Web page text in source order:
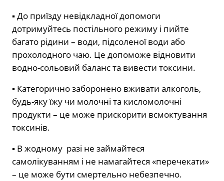
▪ До приїзду невідкладної допомоги
дотримуйтесь постільного режиму і пийте
багато рідини – води, підсоленої води або
прохолодного чаю. Це допоможе відновити
водно-сольовий баланс та вивести токсини.
▪ Категорично заборонено вживати алкоголь,
будь-яку їжу чи молочні та кисломолочні
продукти – це може прискорити всмоктування
токсинів.
▪ В жодному разі не займайтеся
самолікуванням і не намагайтеся «перечекати»
– це може бути смертельно небезпечно.